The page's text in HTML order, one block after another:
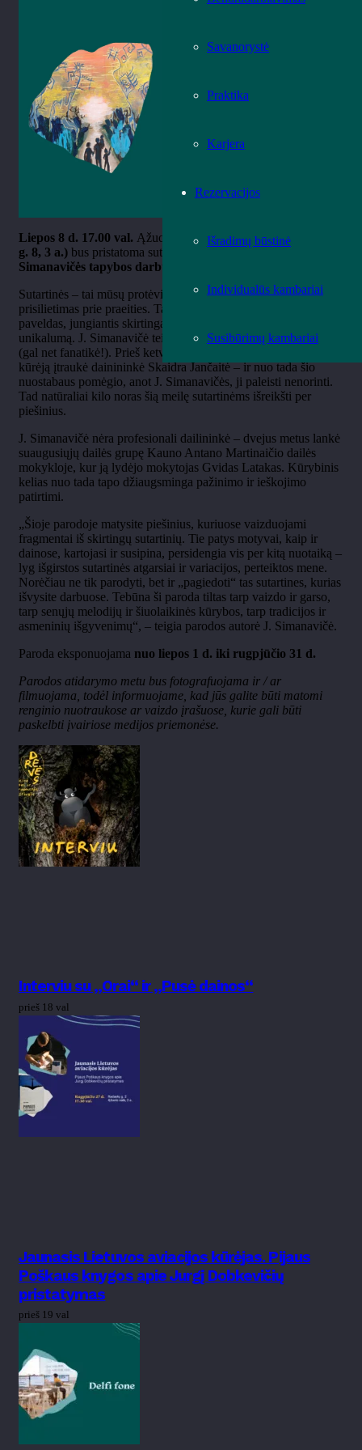
Savanorystė
Praktika
Karjera
Rezervacijos
Išradimų būstinė
Individualūs kambariai
Susibūrimų kambariai
Liepos 8 d. 17.00 val. Ąžuolyno bibliotekoje (K. Donelaičio
g. 8, 3 a.) bus pristatoma sutartinių įkvėpta
Jurgitos
Simanavičės tapybos darbų paroda „Sutartinių atgarsiai“
Sutartinės – tai mūsų protėvių palikimas, archajiškumas ir
prisilietimas prie praeities. Tai iš lūpų į lūpas perduodamas
paveldas, jungiantis skirtingas kartas ir išsaugantis lietuviškumo
unikalumą. J. Simanavičė teigia, kad yra tikra sutartinių gerbėja
(gal net fanatikė!). Prieš ketverius metus į sutartinių sūkurį
kūrėją įtraukė dainininkė Skaidra Jančaitė – ir nuo tada šio
nuostabaus pomėgio, anot J. Simanavičės, ji paleisti nenorinti.
Tad natūraliai kilo noras šią meilę sutartinėms išreikšti per
piešinius.
J. Simanavičė nėra profesionali dailininkė – dvejus metus lankė
suaugusiųjų dailės grupę Kauno Antano Martinaičio dailės
mokykloje, kur ją lydėjo mokytojas Gvidas Latakas. Kūrybinis
kelias nuo tada tapo džiaugsminga pažinimo ir ieškojimo
patirtimi.
„Šioje parodoje matysite piešinius, kuriuose vaizduojami
fragmentai iš skirtingų sutartinių. Tie patys motyvai, kaip ir
dainose, kartojasi ir susipina, persidengia vis per kitą nuotaiką –
lyg išgirstos sutartinės atgarsiai ir variacijos, perteiktos mene.
Norėčiau ne tik parodyti, bet ir „pagiedoti“ tas sutartines, kurias
išvysite darbuose. Tebūna ši paroda tiltas tarp vaizdo ir garso,
tarp senųjų melodijų ir šiuolaikinės kūrybos, tarp tradicijos ir
asmeninių išgyvenimų“, – teigia parodos autorė J. Simanavičė.
Paroda eksponuojama nuo liepos 1 d. iki rugpjūčio 31 d.
Parodos atidarymo metu bus fotografuojama ir / ar
filmuojama, todėl informuojame, kad jūs galite būti matomi
renginio nuotraukose ar vaizdo įrašuose, kurie gali būti
paskelbti įvairiose medijos priemonėse.
Interviu su „Orai“ ir „Pusė dainos“
prieš 18 val
Jaunasis Lietuvos aviacijos kūrėjas. Pijaus
Poškaus knygos apie Jurgį Dobkevičių
pristatymas
prieš 19 val